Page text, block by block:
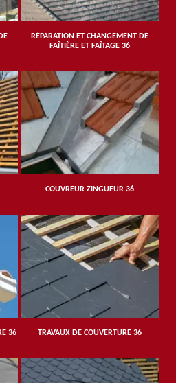
RÉPARATION ET CHANGEMENT DE
FAÎTIÈRE ET FAÎTAGE 36
COUVREUR ZINGUEUR 36
36 TRAVAUX DE COUVERTURE 36